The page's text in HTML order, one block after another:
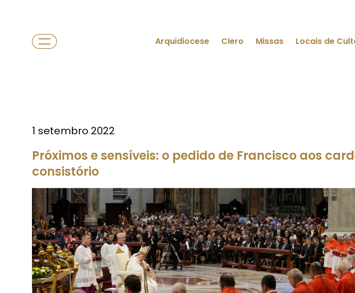
Arquidiocese Clero Missas Locais de
1 setembro 2022
Próximos e sensíveis: o pedido de Francisco aos
consistório